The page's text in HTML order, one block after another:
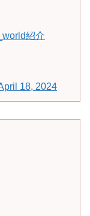
紹介
18, 2024